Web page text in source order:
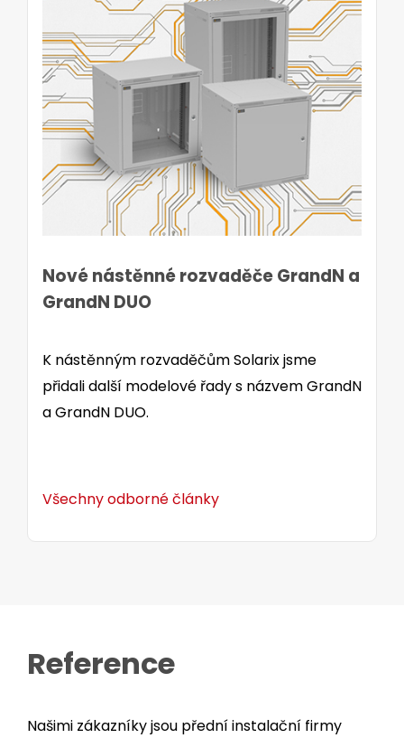
Nové nástěnné rozvaděče GrandN a
GrandN DUO
K nástěnným rozvaděčům Solarix jsme
přidali další modelové řady s názvem GrandN
a GrandN DUO.
Všechny odborné články
Reference
Našimi zákazníky jsou přední instalační firmy